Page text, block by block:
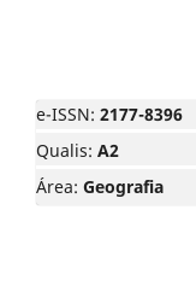
e-ISSN: 2177-8396
Qualis: A2
Área: Geografia